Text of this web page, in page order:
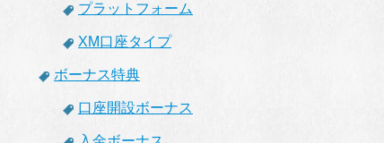
プラットフォーム
XM口座タイプ
ボーナス特典
口座開設ボーナス